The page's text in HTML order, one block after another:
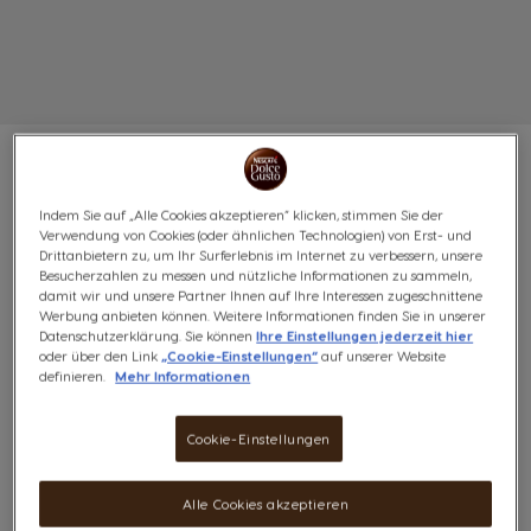
NEO STARBUCKS®
BREAKFAST BLEND
AMERICANO FP
(0)
Nicht auf Lager
Indem Sie auf „Alle Cookies akzeptieren“ klicken, stimmen Sie der
Verwendung von Cookies (oder ähnlichen Technologien) von Erst- und
Drittanbietern zu, um Ihr Surferlebnis im Internet zu verbessern, unsere
Besucherzahlen zu messen und nützliche Informationen zu sammeln,
damit wir und unsere Partner Ihnen auf Ihre Interessen zugeschnittene
Werbung anbieten können. Weitere Informationen finden Sie in unserer
Datenschutzerklärung. Sie könnenIhre Einstellungen jederzeit hier
oder über den Link„Cookie-Einstellungen“ auf unserer Website
definieren.
Mehr Informationen
Cookie-Einstellungen
Alle Cookies akzeptieren